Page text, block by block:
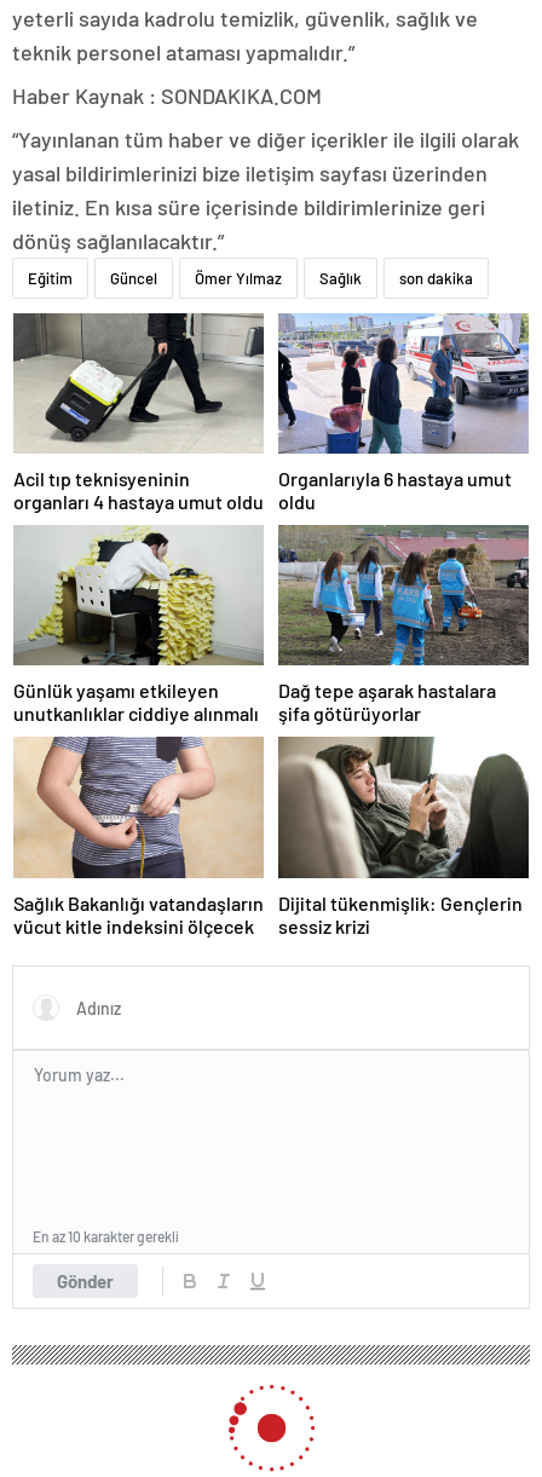
yeterli sayıda kadrolu temizlik, güvenlik, sağlık ve
teknik personel ataması yapmalıdır.”
Haber Kaynak : SONDAKIKA.COM
“Yayınlanan tüm haber ve diğer içerikler ile ilgili olarak
yasal bildirimlerinizi bize iletişim sayfası üzerinden
iletiniz. En kısa süre içerisinde bildirimlerinize geri
dönüş sağlanılacaktır.”
Eğitim Güncel Ömer Yılmaz Sağlık son dakika
Acil tıp teknisyeninin
organları 4 hastaya umut oldu
Organlarıyla 6 hastaya umut
oldu
Günlük yaşamı etkileyen
unutkanlıklar ciddiye alınmalı
Dağ tepe aşarak hastalara
şifa götürüyorlar
Sağlık Bakanlığı vatandaşların
vücut kitle indeksini ölçecek
Dijital tükenmişlik: Gençlerin
sessiz krizi
Gönder
En az 10 karakter gerekli